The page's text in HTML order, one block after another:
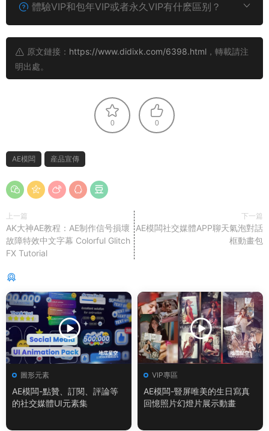
體驗VIP和包年VIP或者永久VIP有什麽區别？
原文鏈接： https://www.didixk.com/6398.html ，轉載請注
明出處。
0 0
AE模闆 産品宣傳
上一篇
AK大神AE教程：AE制作信号損壞
故障特效中文字幕 Colorful Glitch
FX Tutorial
下一篇
AE模闆社交媒體APP聊天氣泡對話
框動畫包
圖形元素
AE模闆-點贊、訂閱、評論等
的社交媒體UI元素集
VIP專區
AE模闆-豎屏唯美的生日寫真
回憶照片幻燈片展示動畫